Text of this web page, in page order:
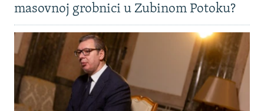
masovnoj grobnici u Zubinom Potoku?